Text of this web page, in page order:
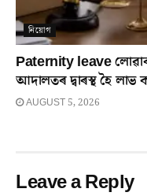
নিয়োগ
Paternity leave লোৱাৰ
আদালতৰ দ্বাৰস্থ হৈ
AUGUST 5, 2026
Leave a Reply